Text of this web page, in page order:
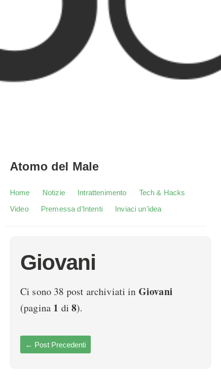
Atomo del Male
Home Notizie Intrattenimento
Tech & Hacks
Video
Premessa d’Intenti Inviaci un’idea
Giovani
Ci sono 38 post archiviati in Giovani
(pagina 1 di8).
← Post Precedenti